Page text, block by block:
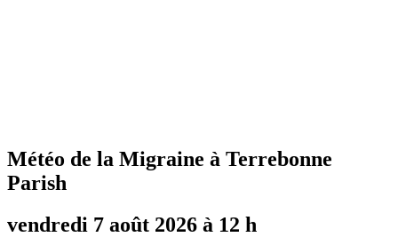
Météo de la Migraine à Terrebonne
Parish
vendredi 7 août 2026 à 12 h